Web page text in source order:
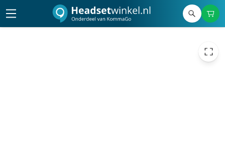
271,09 excl. btw
328,02 incl. btw